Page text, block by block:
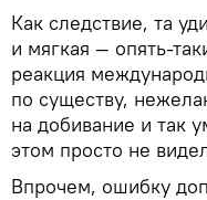
Как следствие, та
и мягкая — опять-
реакция
по существу,
на добивание и так
этом просто не
Впрочем, ошибку